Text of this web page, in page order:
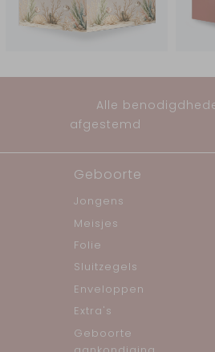
Alle
afgestemd
Geboorte
Jongens
Meisjes
Folie
Sluitzegels
Enveloppen
Extra's
Geboorte